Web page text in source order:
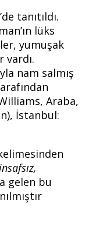
tanıtıldı.
lüks
yumuşak
nam salmış
Araba,
İstanbul:
gelen bu